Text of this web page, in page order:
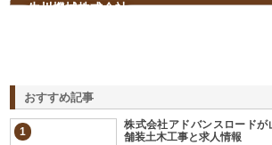
生川機械株式会社
おすすめ記事
1
株式会社アドバンスロード
舗装土木工事と求人情報